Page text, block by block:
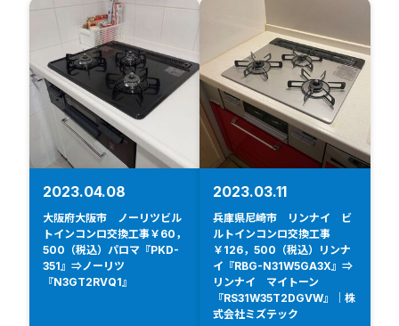
2023.04.08
大阪府大阪市 ノーリツビル
トインコンロ交換工事￥60，
500（税込）パロマ『PKD-
351』⇒ノーリツ
『N3GT2RVQ1』
2023.03.11
兵庫県尼崎市 リンナイ ビ
ルトインコンロ交換工事
￥126，500（税込）リンナ
イ『RBG-N31W5GA3X』⇒
リンナイ マイトーン
『RS31W35T2DGVW』｜株
式会社ミズテック